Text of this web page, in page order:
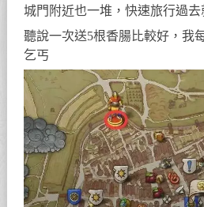
城門附近也一堆，快速旅行過去
聽說一次送5根香腸比較好，我
乞丐